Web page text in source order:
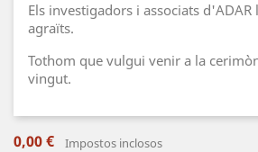
Els investigadors i associats
agraïts.
Tothom que vulgui venir a la
vingut.
0,00 € Impostos inclosos